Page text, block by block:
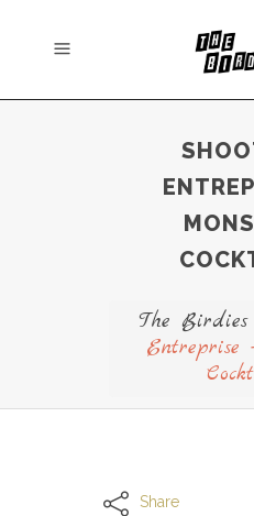
The Birdies
Entreprise
Share